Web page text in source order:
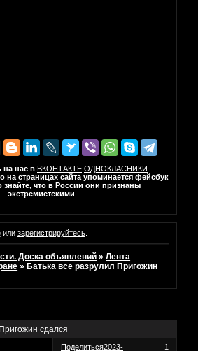
на нас в ВКОНТАКТЕ ОДНОКЛАСНИКИ
страницах сайта упоминается фейсбук
знайте, что в России они признаны
экстремистскими
или зарегистрируйтесь.
Доска объявлений »Лента
» Батька все разрулил Пригожин
сдался
Поделиться 1
2023-